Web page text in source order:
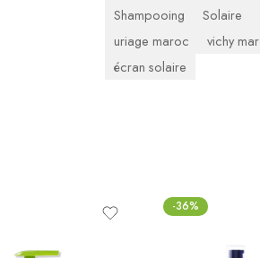
Shampooing
Solaire
uriage maroc
vichy
écran solaire
-36%